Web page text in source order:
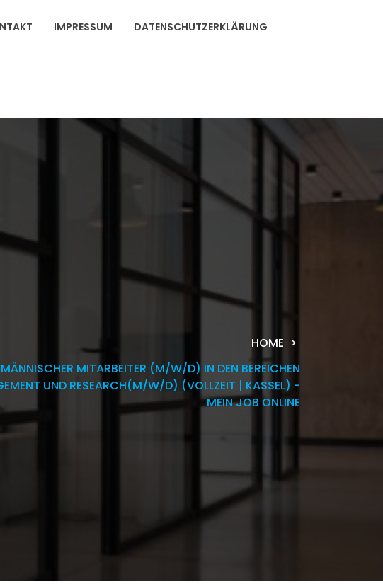
IMPRESSUM DATENSCHUTZERKLÄRUNG
HOME
MITARBEITER (M/W/D) IN DEN BEREICHEN
UND RESEARCH(M/W/D) (VOLLZEIT | KASSEL) -
MEIN JOB ONLINE